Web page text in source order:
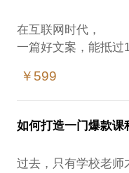
在互联网时代，
一篇好文案，能抵过
自己的文案
如果你期望6000元
万的销售业绩，为免
￥599
如何打造一门爆款课
过去，只有学校老师